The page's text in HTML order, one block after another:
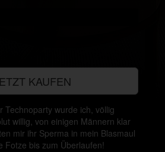
KAUFEN
Technoparty wurde ich, völlig
willig, von einigen Männern klar
mir ihr Sperma in mein Blasmaul
Fotze bis zum Überlaufen!